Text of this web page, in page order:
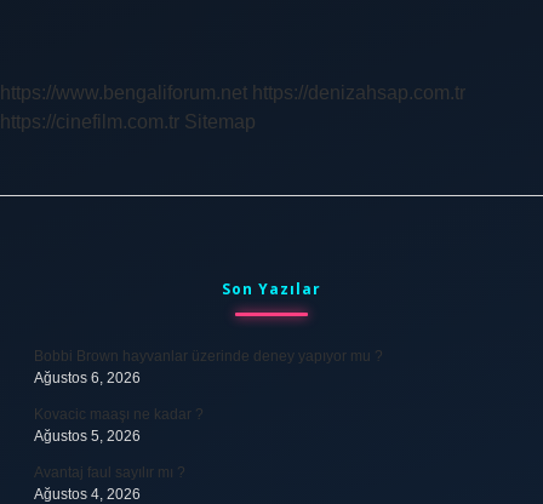
https://www.bengaliforum.net https://denizahsap.com.tr
https://cinefilm.com.tr Sitemap
Son Yazılar
Bobbi Brown hayvanlar üzerinde deney yapıyor mu ?
Ağustos 6, 2026
Kovacic maaşı ne kadar ?
Ağustos 5, 2026
Avantaj faul sayılır mı ?
Ağustos 4, 2026